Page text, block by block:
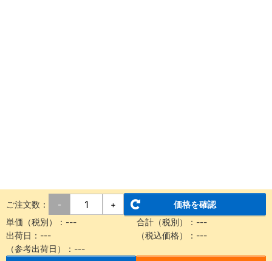
ご注文数： - +
価格を確認
単価（税別）：---
合計（税別）：---
出荷日：---
（税込価格）：---
（参考出荷日）：---